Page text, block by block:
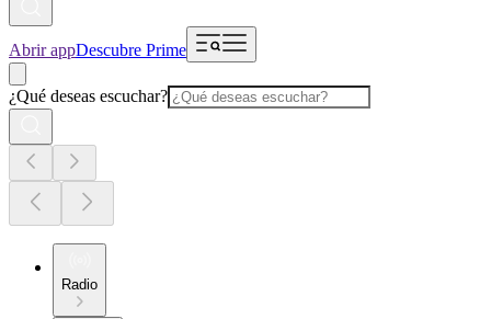
Abrir appDescubre Prime
¿Qué deseas escuchar?
Radio